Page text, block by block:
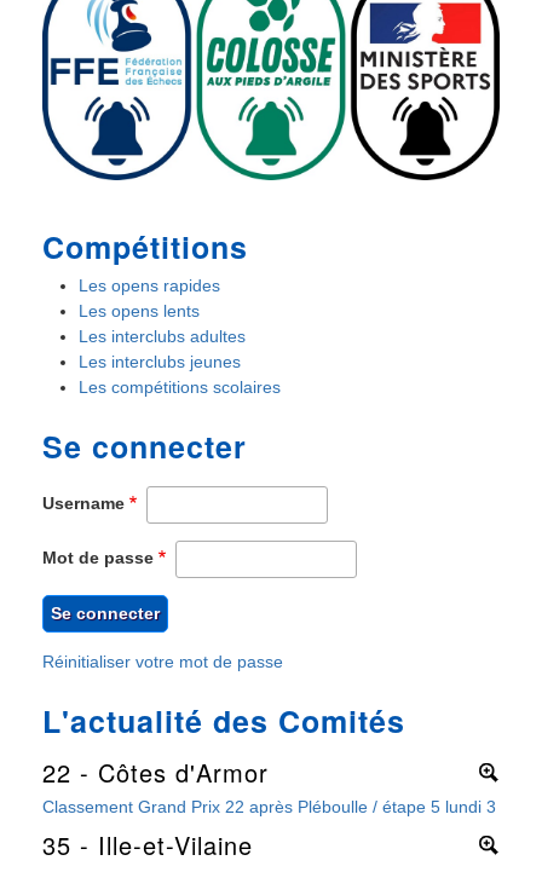
Compétitions
Les opens rapides
Les opens lents
Les interclubs adultes
Les interclubs jeunes
Les compétitions scolaires
Se connecter
Username
Mot de passe
Réinitialiser votre mot de passe
L'actualité des Comités
22 - Côtes d'Armor
Classement Grand Prix 22 après Pléboulle / étape 5 lundi 3 août
More
35 - Ille-et-Vilaine More